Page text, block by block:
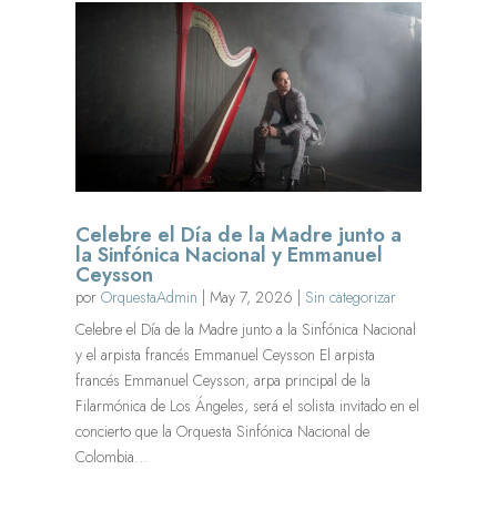
Celebre el Día de la Madre junto a
la Sinfónica Nacional y Emmanuel
Ceysson
porOrquestaAdmin |May 7, 2026
Sin categorizar
Celebre el Día de la Madre junto a la Sinfónica Nacional
y el arpista francés Emmanuel Ceysson El arpista
francés Emmanuel Ceysson, arpa principal de la
Filarmónica de Los Ángeles, será el solista invitado en el
concierto que la Orquesta Sinfónica Nacional de
Colombia...